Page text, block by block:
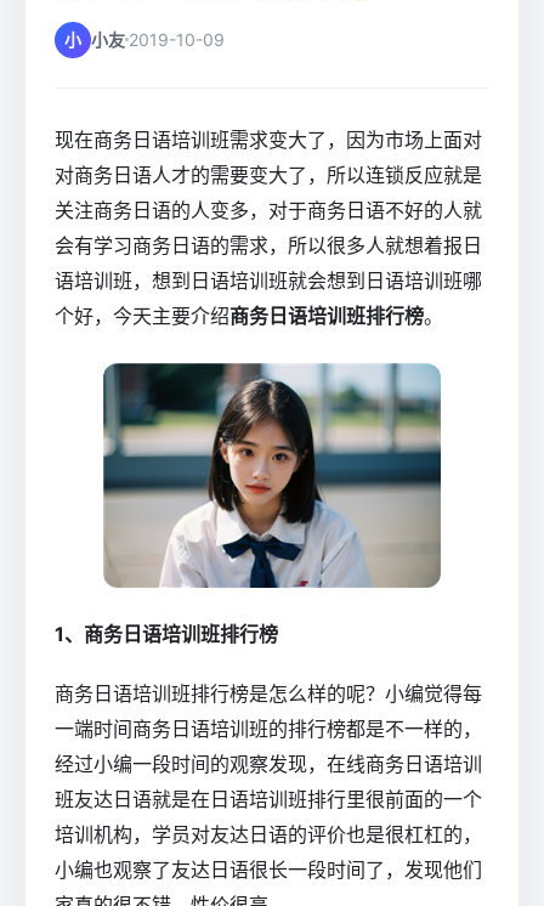
小 小友 2019-10-09
现在商务日语培训班需求变大了，因为市场上面对
对商务日语人才的需要变大了，所以连锁反应就是
关注商务日语的人变多，对于商务日语不好的人就
会有学习商务日语的需求，所以很多人就想着报日
语培训班，想到日语培训班就会想到日语培训班哪
个好，今天主要介绍商务日语培训班排行榜。
1、商务日语培训班排行榜
商务日语培训班排行榜是怎么样的呢？小编觉得每
一端时间商务日语培训班的排行榜都是不一样的，
经过小编一段时间的观察发现，在线商务日语培训
班友达日语就是在日语培训班排行里很前面的一个
培训机构，学员对友达日语的评价也是很杠杠的，
小编也观察了友达日语很长一段时间了，发现他们